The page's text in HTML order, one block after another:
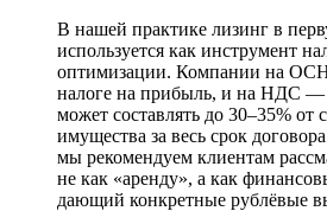
В нашей практике лизинг в
используется как инструмент
оптимизации. Компании на
налоге на прибыль, и на НДС —
может составлять до 30–35% от
имущества за весь срок
мы рекомендуем клиентам
не как «аренду», а как
дающий конкретные рублёвые